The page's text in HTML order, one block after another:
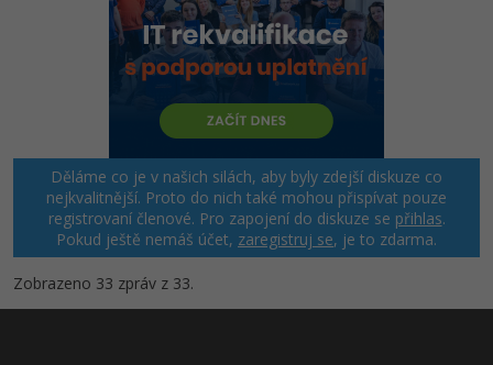
Děláme co je v našich silách, aby byly zdejší diskuze co
nejkvalitnější. Proto do nich také mohou přispívat pouze
registrovaní členové. Pro zapojení do diskuze se přihlas.
Pokud ještě nemáš účet, zaregistruj se, je to zdarma.
Zobrazeno 33 zpráv z 33.